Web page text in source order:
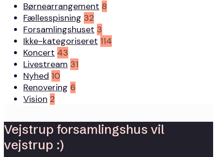
Børnearrangement 8
Fællesspisning 32
Forsamlingshuset 3
Ikke-kategoriseret 114
Koncert 43
Livestream 31
Nyhed 10
Renovering 6
Vision 2
Vejstrup forsamlingshus vil
vejstrup :)